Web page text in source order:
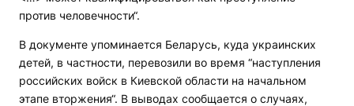
против человечности“.
В документе упоминается Беларусь, куда украинских
детей, в частности, перевозили во время “наступления
российских войск в Киевской области на начальном
этапе вторжения“. В выводах сообщается о случаях,